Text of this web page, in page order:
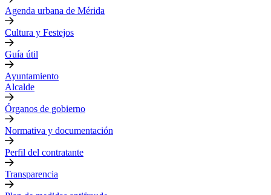
Agenda urbana de Mérida
Cultura y Festejos
Guía útil
Ayuntamiento
Alcalde
Órganos de gobierno
Normativa y documentación
Perfil del contratante
Transparencia